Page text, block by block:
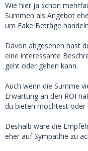
Wie hier ja schon
Summen als Angebot
um Fake Beträge
Davon abgesehen hast
eine interessante
geht oder gehen kann.
Auch wenn die Summe
Erwartung an den ROI
du bieten möchtest oder
Deshalb wäre die
eher auf Sympathie zu